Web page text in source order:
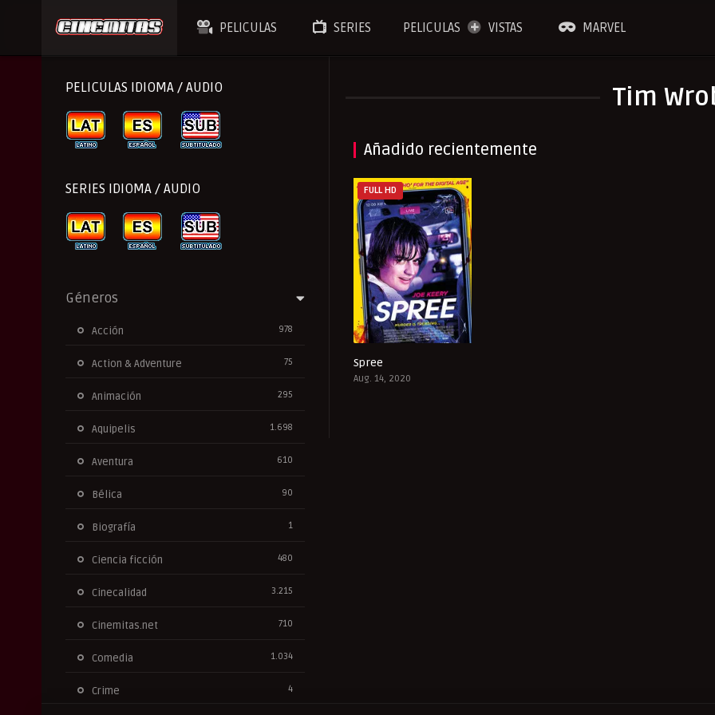
PELICULAS SERIES PELICULAS VISTAS MARVEL
Tim
Añadido recientemente
FULL HD
Spree
Aug. 14, 2020
PELICULAS IDIOMA / AUDIO
SERIES IDIOMA / AUDIO
Géneros
Acción 978
Action & Adventure 75
Animación 295
Aquipelis 1.698
Aventura 610
Bélica 90
Biografía 1
Ciencia ficción 480
Cinecalidad 3.215
Cinemitas.net 710
Comedia 1.034
Crime 4